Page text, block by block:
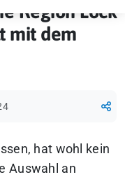
Region Lock
mit dem
hat wohl kein
Auswahl an